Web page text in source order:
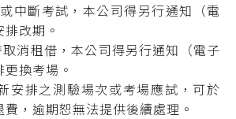
中斷考試，本公司得另行通知（電
改期。
消租借，本公司得另行通知（電子
換考場。
安排之測驗場次或考場應試，可於
，逾期恕無法提供後續處理。